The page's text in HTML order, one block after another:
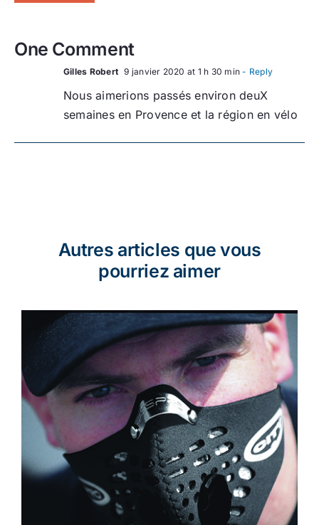
One Comment
Gilles Robert 9 janvier 2020 at 1 h 30 min - Reply
Nous aimerions passés environ deuX
semaines en Provence et la région en vélo
Autres articles que vous
pourriez aimer